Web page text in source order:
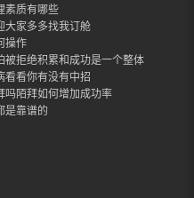
素质有哪些
大家多多找我订舱
操作
被拒绝积累和成功是一个整体
看看你有没有中招
吗陌拜如何增加成功率
是靠谱的